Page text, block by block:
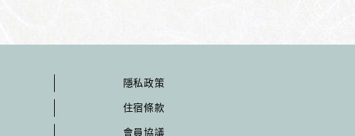
隱私政策
住宿條款
會員協議